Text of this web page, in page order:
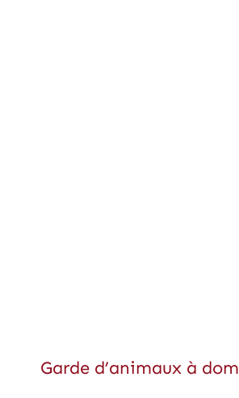
Garde d’animaux à